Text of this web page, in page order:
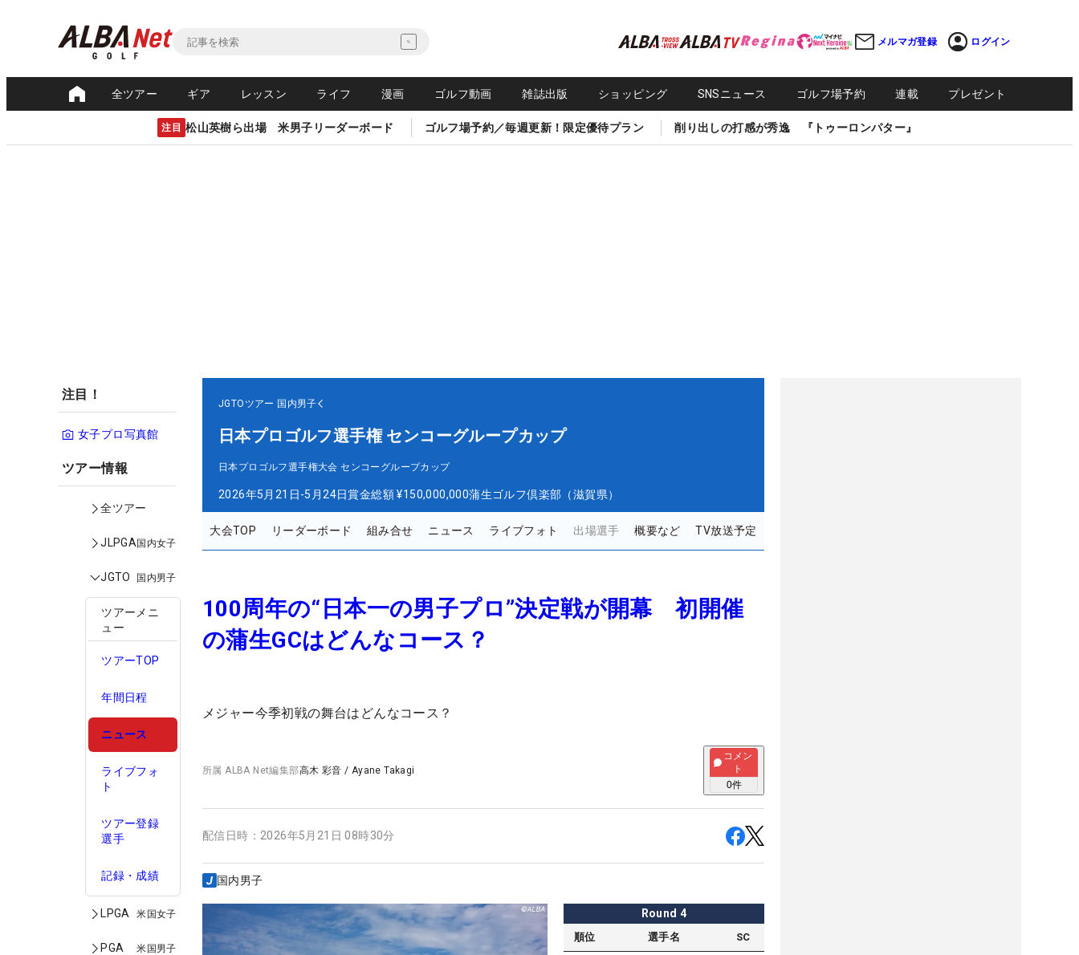
メルマガ登録 ログイン
全ツアー ギア レッスン ライフ 漫画 ゴルフ動画 雑誌出版 ショッピング SNSニュース ゴルフ場予約 連載 プレゼント
注目 松山英樹ら出場 米男子リーダーボード ゴルフ場予約／毎週更新！限定優待プラン 削り出しの打感が秀逸 『トゥーロンパター』
注目！
女子プロ写真館
ツアー情報
全ツアー
JLPGA国内女子
JGTO 国内男子
ツアーメニ
ュー
ツアーTOP
年間日程
ニュース
ライブフォ
ト
ツアー登録
選手
記録・成績
LPGA 米国女子
PGA 米国男子
JGTOツアー 国内男子
日本プロゴルフ選手権 センコーグループカップ
日本プロゴルフ選手権大会 センコーグループカップ
2026年5月21日-5月24日賞金総額 ¥150,000,000蒲生ゴルフ倶楽部（滋賀県）
大会TOP リーダーボード 組み合せ ニュース ライブフォト 出場選手 概要など TV放送予定
100周年の“日本一の男子プロ”決定戦が開幕 初開催
の蒲生GCはどんなコース？
メジャー今季初戦の舞台はどんなコース？
所属ALBA Net編集部高木 彩音 / Ayane Takagi
コメン
ト
0件
配信日時： 2026年5月21日 08時30分
国内男子
Round 4
順位 選手名 SC